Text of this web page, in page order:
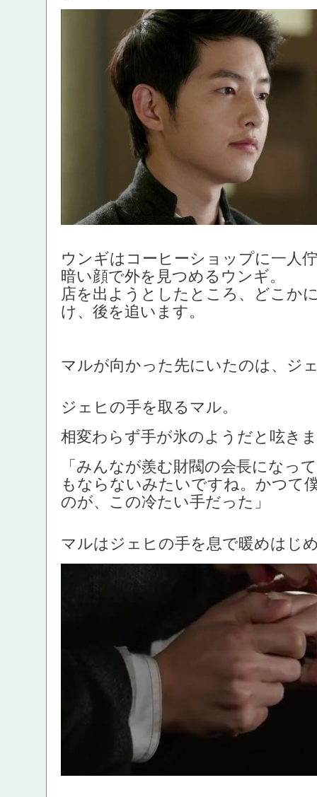
ウンギはコーヒーショップに一人
暗い顔で外を見つめるウンギ。
店を出ようとしたところ、どこか
け、後を追います。
マルが向かった先にいたのは、ジ
ジェヒの手を取るマル。
相変わらず手が氷のようだと呟き
「みんなが羨む財閥の会長になっ
もならないみたいですね。かつて
のが、この冷たい手だった」
マルはジェヒの手を息で暖めはじ